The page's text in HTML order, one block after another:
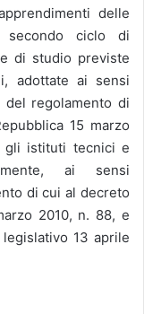
delle
secondo ciclo di
di studio previste
adottate ai sensi
del regolamento di
15 marzo
gli istituti tecnici e
ai sensi
di cui al decreto
2010, n. 88, e
13 aprile